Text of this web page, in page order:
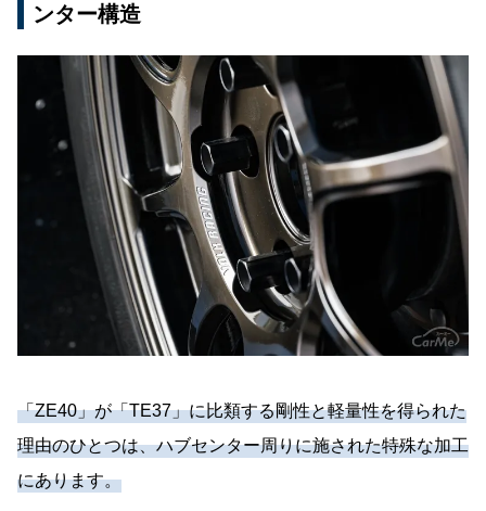
ンター構造
「ZE40」が「TE37」に比類する剛性と軽量性を得られた
理由のひとつは、ハブセンター周りに施された特殊な加工
にあります。